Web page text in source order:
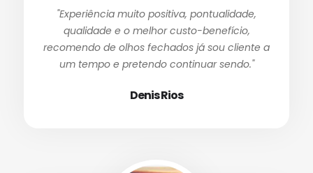
"Experiência muito positiva, pontualidade,
qualidade e o melhor custo-benefício,
recomendo de olhos fechados já sou cliente a
um tempo e pretendo continuar sendo."
Denis Rios